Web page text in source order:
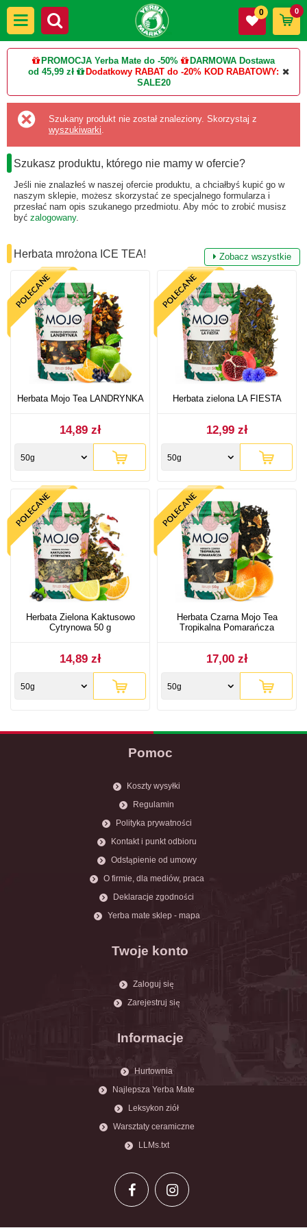
PROMOCJA Yerba Mate do -50%
DARMOWA Dostawa
od 45,99 zł
Dodatkowy RABAT do -20% KOD RABATOWY:
SALE20
0 0
Szukany produkt nie został znaleziony. Skorzystaj z
wyszukiwarki.
Szukasz produktu, którego nie mamy w ofercie?
Jeśli nie znalazłeś w naszej ofercie produktu, a chciałbyś kupić go w
naszym sklepie, możesz skorzystać ze specjalnego formularza i
przesłać nam opis szukanego przedmiotu. Aby móc to zrobić musisz
być zalogowany.
Herbata mrożona ICE TEA! Zobacz wszystkie
Herbata Mojo Tea LANDRYNKA
14,89 zł
50g
Herbata zielona LA FIESTA
12,99 zł
50g
Herbata Zielona Kaktusowo
Cytrynowa 50 g
14,89 zł
50g
Herbata Czarna Mojo Tea
Tropikalna Pomarańcza
17,00 zł
50g
Pomoc
Koszty wysyłki
Regulamin
Polityka prywatności
Kontakt i punkt odbioru
Odstąpienie od umowy
O firmie, dla mediów, praca
Deklaracje zgodności
Yerba mate sklep - mapa
Twoje konto
Zaloguj się
Zarejestruj się
Informacje
Hurtownia
Najlepsza Yerba Mate
Leksykon ziół
Warsztaty ceramiczne
LLMs.txt